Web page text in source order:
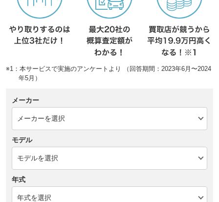
※1：本サービスで実施のアンケートより （回答期間：2023年6月〜2024
年5月）
メーカー
モデル
年式